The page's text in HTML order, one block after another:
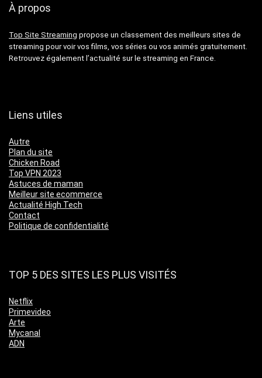
À propos
Top Site Streaming propose un classement des meilleurs sites de
streaming pour voir vos films, vos séries ou vos animés gratuitement.
Retrouvez également l’actualité sur le streaming en France.
Liens utiles
Autre
Plan du site
Chicken Road
Top VPN 2023
Astuces de maman
Meilleur site ecommerce
Actualité High Tech
Contact
Politique de confidentialité
TOP 5 DES SITES LES PLUS VISITÉS
Netflix
Primevideo
Arte
Mycanal
ADN